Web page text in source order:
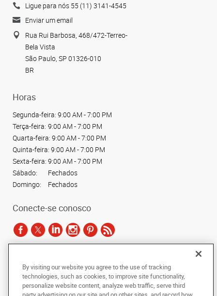
Ligue para nós 55 (11) 3141-4545
Enviar um email
Rua Rui Barbosa, 468/472-Terreo-
Bela Vista
São Paulo, SP 01326-010
BR
Horas
Segunda-feira: 9:00 AM - 7:00 PM
Terça-feira: 9:00 AM - 7:00 PM
Quarta-feira: 9:00 AM - 7:00 PM
Quinta-feira: 9:00 AM - 7:00 PM
Sexta-feira: 9:00 AM - 7:00 PM
Sábado:
Fechados
Domingo:
Fechados
Conecte-se conosco
copiada, fotocopiada, reproduzida, traduzida ou reduzida a qualquer meio
eletrônico ou forma legível por máquina, no todo ou em parte, sem o
consentimento prévio por escrito da AlphaGraphics Brasil.
By visiting our website you agree to the use of tracking
technologies, such as cookies, to improve site functionality,
personalize website content, analyze web traffic, serve third